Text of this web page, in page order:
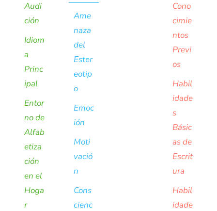
Audi
ción
Idiom
a
Princ
ipal
Entor
no de
Alfab
etiza
ción
en el
Hoga
r
Ame
naza
del
Ester
eotip
o
Emoc
ión
Moti
vació
n
Cons
cienc
Cono
cimie
ntos
Previ
os
Habil
idade
s
Básic
as de
Escrit
ura
Habil
idade